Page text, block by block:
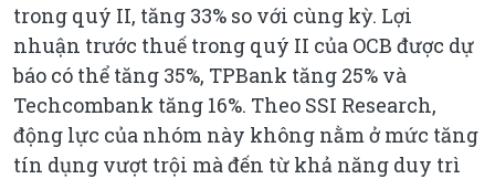
trong quý II, tăng 33% so với cùng kỳ. Lợi
nhuận trước thuế trong quý II của OCB được dự
báo có thể tăng 35%, TPBank tăng 25% và
Techcombank tăng 16%. Theo SSI Research,
động lực của nhóm này không nằm ở mức tăng
tín dụng vượt trội mà đến từ khả năng duy trì